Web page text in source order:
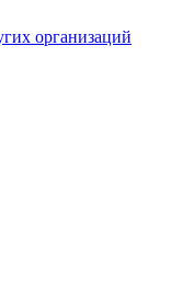
организаций